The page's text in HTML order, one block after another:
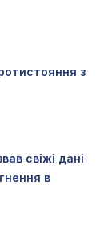
з
свіжі дані
в